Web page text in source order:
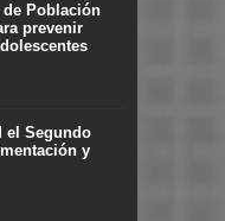
Población
prevenir
el Segundo
y